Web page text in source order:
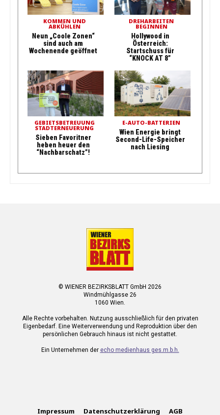
KOMMEN UND
ABKÜHLEN
Neun „Coole Zonen“
sind auch am
Wochenende geöffnet
DREHARBEITEN
BEGINNEN
Hollywood in
Österreich:
Startschuss für
“KNOCK AT 8”
GEBIETSBETREUUNG
STADTERNEUERUNG
Sieben Favoritner
heben heuer den
“Nachbarschatz”!
E-AUTO-BATTERIEN
Wien Energie bringt
Second-Life-Speicher
nach Liesing
© WIENER BEZIRKSBLATT GmbH 2026
Windmühlgasse 26
1060 Wien.
Alle Rechte vorbehalten. Nutzung ausschließlich für den privaten
Eigenbedarf. Eine Weiterverwendung und Reproduktion über den
persönlichen Gebrauch hinaus ist nicht gestattet.
Ein Unternehmen der echo medienhaus ges.m.b.h.
Impressum Datenschutzerklärung AGB